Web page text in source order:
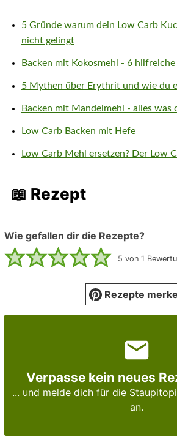
5 Gründe warum dein Low Carb
nicht gelingt
Backen mit Kokosmehl - 6 hilfreiche
5 Mythen über Erythrit und wie du
Backen mit Mandelmehl - alles was
Low Carb Backen mit Hefe
Low Carb Mehl ersetzen? Der Low
📖 Rezept
Wie gefallen dir die Rezepte?
5 von 1
Rezepte
Verpasse kein neues
... und melde dich für die
an.